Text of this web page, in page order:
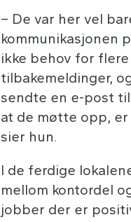
– De var her vel
kommunikasjonen
ikke behov for
tilbakemeldinger,
sendte en e-post
at de møtte opp,
sier hun.
I de ferdige
mellom kontordel
jobber der er